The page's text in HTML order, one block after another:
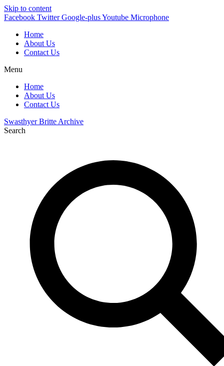
Skip to content
Facebook Twitter Google-plusYoutube Microphone
Home
About Us
Contact Us
Menu
Home
About Us
Contact Us
Swasthyer Britte Archive
Search